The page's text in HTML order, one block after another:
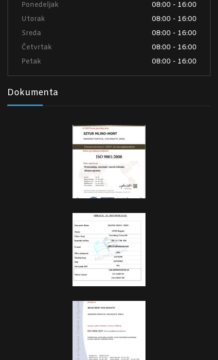
Ponedeljak
08:00 - 16:00
Utorak
08:00 - 16:00
Sreda
08:00 - 16:00
Četvrtak
08:00 - 16:00
Petak
08:00 - 16:00
Dokumenta